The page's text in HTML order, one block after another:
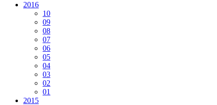
2016
10
09
08
07
06
05
04
03
02
01
2015